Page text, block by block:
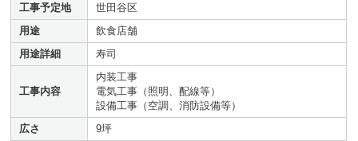
工事予定地
世田谷区
用途
飲食店舗
用途詳細
寿司
工事内容
内装工事
電気工事（照明、配線等）
設備工事（空調、消防設備等）
広さ
9坪